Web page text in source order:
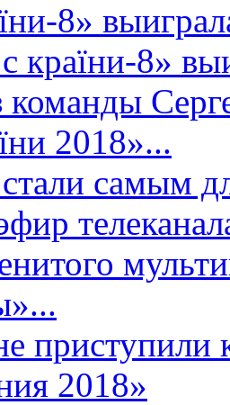
8»
країни-8»
команды
2018»...
самым
приступили
2018»